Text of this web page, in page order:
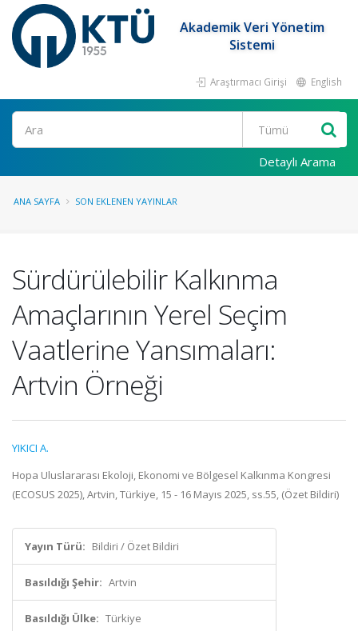
Akademik Veri Yönetim
Sistemi
Araştırmacı Girişi English
Ara
Detaylı Arama
ANA SAYFA SON EKLENEN YAYINLAR
Sürdürülebilir Kalkınma
Amaçlarının Yerel Seçim
Vaatlerine Yansımaları:
Artvin Örneği
YIKICI A.
Hopa Uluslararası Ekoloji, Ekonomi ve Bölgesel Kalkınma Kongresi
(ECOSUS 2025), Artvin, Türkiye, 15 - 16 Mayıs 2025, ss.55, (Özet Bildiri)
Yayın Türü: Bildiri / Özet Bildiri
Basıldığı Şehir: Artvin
Basıldığı Ülke: Türkiye